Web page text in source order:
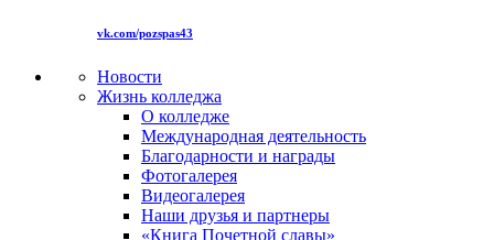
vk.com/pozspas43
Новости
Жизнь колледжа
О колледже
Международная деятельность
Благодарности и награды
Фотогалерея
Видеогалерея
Наши друзья и партнеры
«Книга Почетной славы»